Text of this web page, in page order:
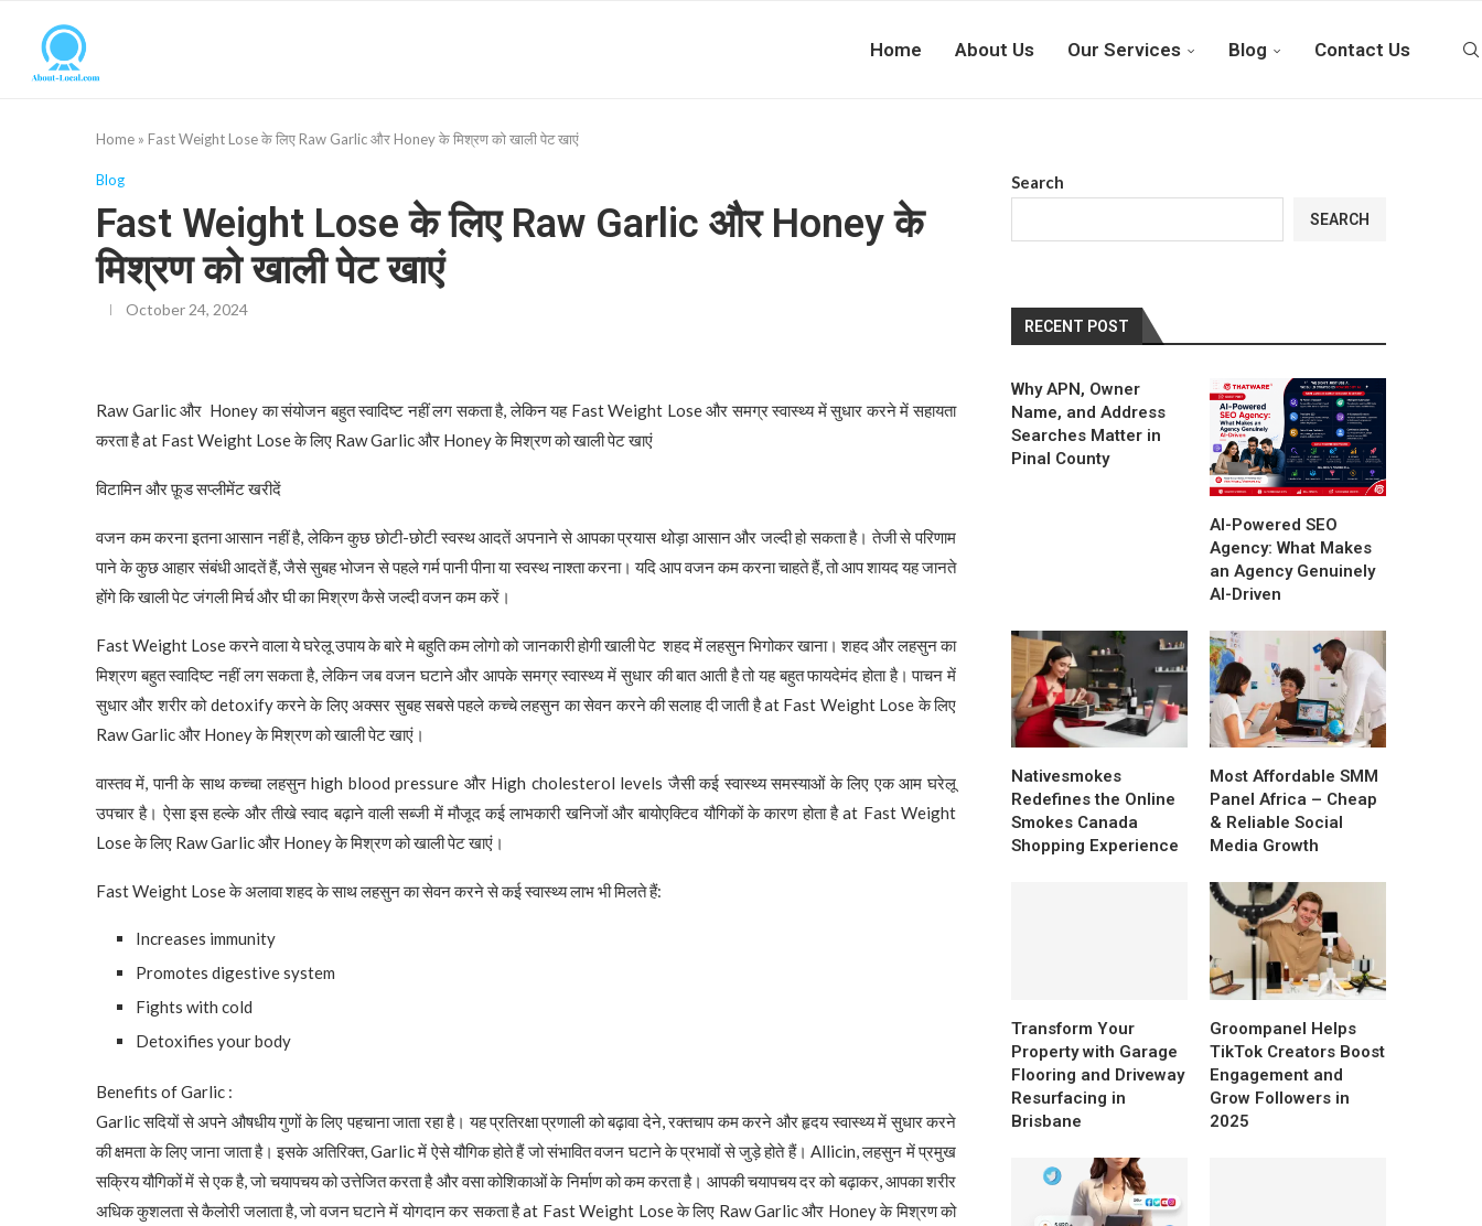
Home About Us Our Services Blog Contact Us
Home » Fast Weight Lose के लिए Raw Garlic और Honey के मिश्रण को खाली पेट खाएं
Blog
Fast Weight Lose के लिए Raw Garlic और Honey के
मिश्रण को खाली पेट खाएं
October 24, 2024
Raw Garlic और Honey का संयोजन बहुत स्वादिष्ट नहीं लग सकता है, लेकिन यह Fast Weight Lose और समग्र स्वास्थ्य में सुधार करने में सहायता
करता है at Fast Weight Lose के लिए Raw Garlic और Honey के मिश्रण को खाली पेट खाएं
विटामिन और फ़ूड सप्लीमेंट खरीदें
वजन कम करना इतना आसान नहीं है, लेकिन कुछ छोटी-छोटी स्वस्थ आदतें अपनाने से आपका प्रयास थोड़ा आसान और जल्दी हो सकता है। तेजी से परिणाम
पाने के कुछ आहार संबंधी आदतें हैं, जैसे सुबह भोजन से पहले गर्म पानी पीना या स्वस्थ नाश्ता करना। यदि आप वजन कम करना चाहते हैं, तो आप शायद यह जानते
होंगे कि खाली पेट जंगली मिर्च और घी का मिश्रण कैसे जल्दी वजन कम करें।
Fast Weight Lose करने वाला ये घरेलू उपाय के बारे मे बहुति कम लोगो को जानकारी होगी खाली पेट शहद में लहसुन भिगोकर खाना। शहद और लहसुन का
मिश्रण बहुत स्वादिष्ट नहीं लग सकता है, लेकिन जब वजन घटाने और आपके समग्र स्वास्थ्य में सुधार की बात आती है तो यह बहुत फायदेमंद होता है। पाचन में
सुधार और शरीर को detoxify करने के लिए अक्सर सुबह सबसे पहले कच्चे लहसुन का सेवन करने की सलाह दी जाती है at Fast Weight Lose के लिए
Raw Garlic और Honey के मिश्रण को खाली पेट खाएं।
वास्तव में, पानी के साथ कच्चा लहसुन high blood pressure और High cholesterol levels जैसी कई स्वास्थ्य समस्याओं के लिए एक आम घरेलू
उपचार है। ऐसा इस हल्के और तीखे स्वाद बढ़ाने वाली सब्जी में मौजूद कई लाभकारी खनिजों और बायोएक्टिव यौगिकों के कारण होता है at Fast Weight
Lose के लिए Raw Garlic और Honey के मिश्रण को खाली पेट खाएं।
Fast Weight Lose के अलावा शहद के साथ लहसुन का सेवन करने से कई स्वास्थ्य लाभ भी मिलते हैं:
Increases immunity
Promotes digestive system
Fights with cold
Detoxifies your body
Benefits of Garlic :
Garlic सदियों से अपने औषधीय गुणों के लिए पहचाना जाता रहा है। यह प्रतिरक्षा प्रणाली को बढ़ावा देने, रक्तचाप कम करने और हृदय स्वास्थ्य में सुधार करने
की क्षमता के लिए जाना जाता है। इसके अतिरिक्त, Garlic में ऐसे यौगिक होते हैं जो संभावित वजन घटाने के प्रभावों से जुड़े होते हैं। Allicin, लहसुन में प्रमुख
सक्रिय यौगिकों में से एक है, जो चयापचय को उत्तेजित करता है और वसा कोशिकाओं के निर्माण को कम करता है। आपकी चयापचय दर को बढ़ाकर, आपका शरीर
अधिक कुशलता से कैलोरी जलाता है, जो वजन घटाने में योगदान कर सकता है at Fast Weight Lose के लिए Raw Garlic और Honey के मिश्रण को
Search
SEARCH
RECENT POST
Why APN, Owner
Name, and Address
Searches Matter in
Pinal County
AI-Powered SEO
Agency: What Makes
an Agency Genuinely
AI-Driven
Nativesmokes
Redefines the Online
Smokes Canada
Shopping Experience
Most Affordable SMM
Panel Africa – Cheap
& Reliable Social
Media Growth
Transform Your
Property with Garage
Flooring and Driveway
Resurfacing in
Brisbane
Groompanel Helps
TikTok Creators Boost
Engagement and
Grow Followers in
2025